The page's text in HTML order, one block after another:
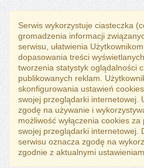
Serwis wykorzystuje ciasteczka
gromadzenia informacji
serwisu, ułatwienia
dopasowania treści
tworzenia statystyk oglądalności
publikowanych reklam.
skonfigurowania ustawień
swojej przeglądarki internetowej.
zgodę na używanie i
możliwość wyłączenia cookies
swojej przeglądarki internetowej.
serwisu oznacza zgodę na
zgodnie z aktualnymi